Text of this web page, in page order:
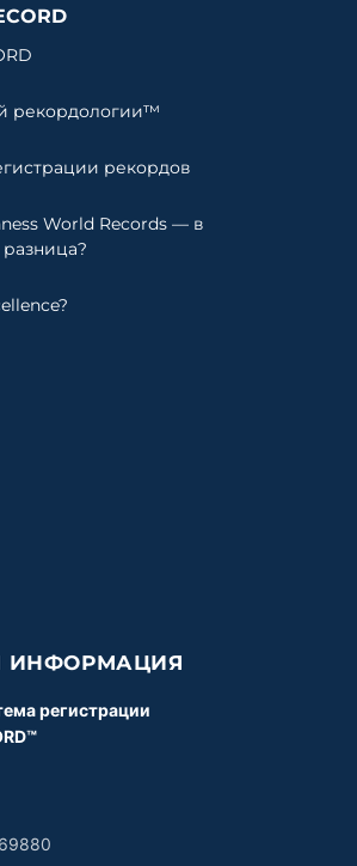
рекордологии™
рекордов
World Records — в
ИНФОРМАЦИЯ
регистрации